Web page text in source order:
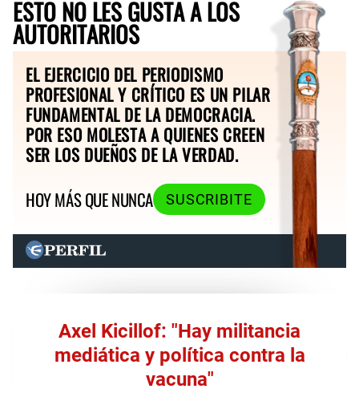
ESTO NO LES GUSTA A LOS
AUTORITARIOS
EL EJERCICIO DEL PERIODISMO
PROFESIONAL Y CRÍTICO ES UN PILAR
FUNDAMENTAL DE LA DEMOCRACIA.
POR ESO MOLESTA A QUIENES CREEN
SER LOS DUEÑOS DE LA VERDAD.
HOY MÁS QUE NUNCA
SUSCRIBITE
Axel Kicillof: "Hay militancia
mediática y política contra la
vacuna"